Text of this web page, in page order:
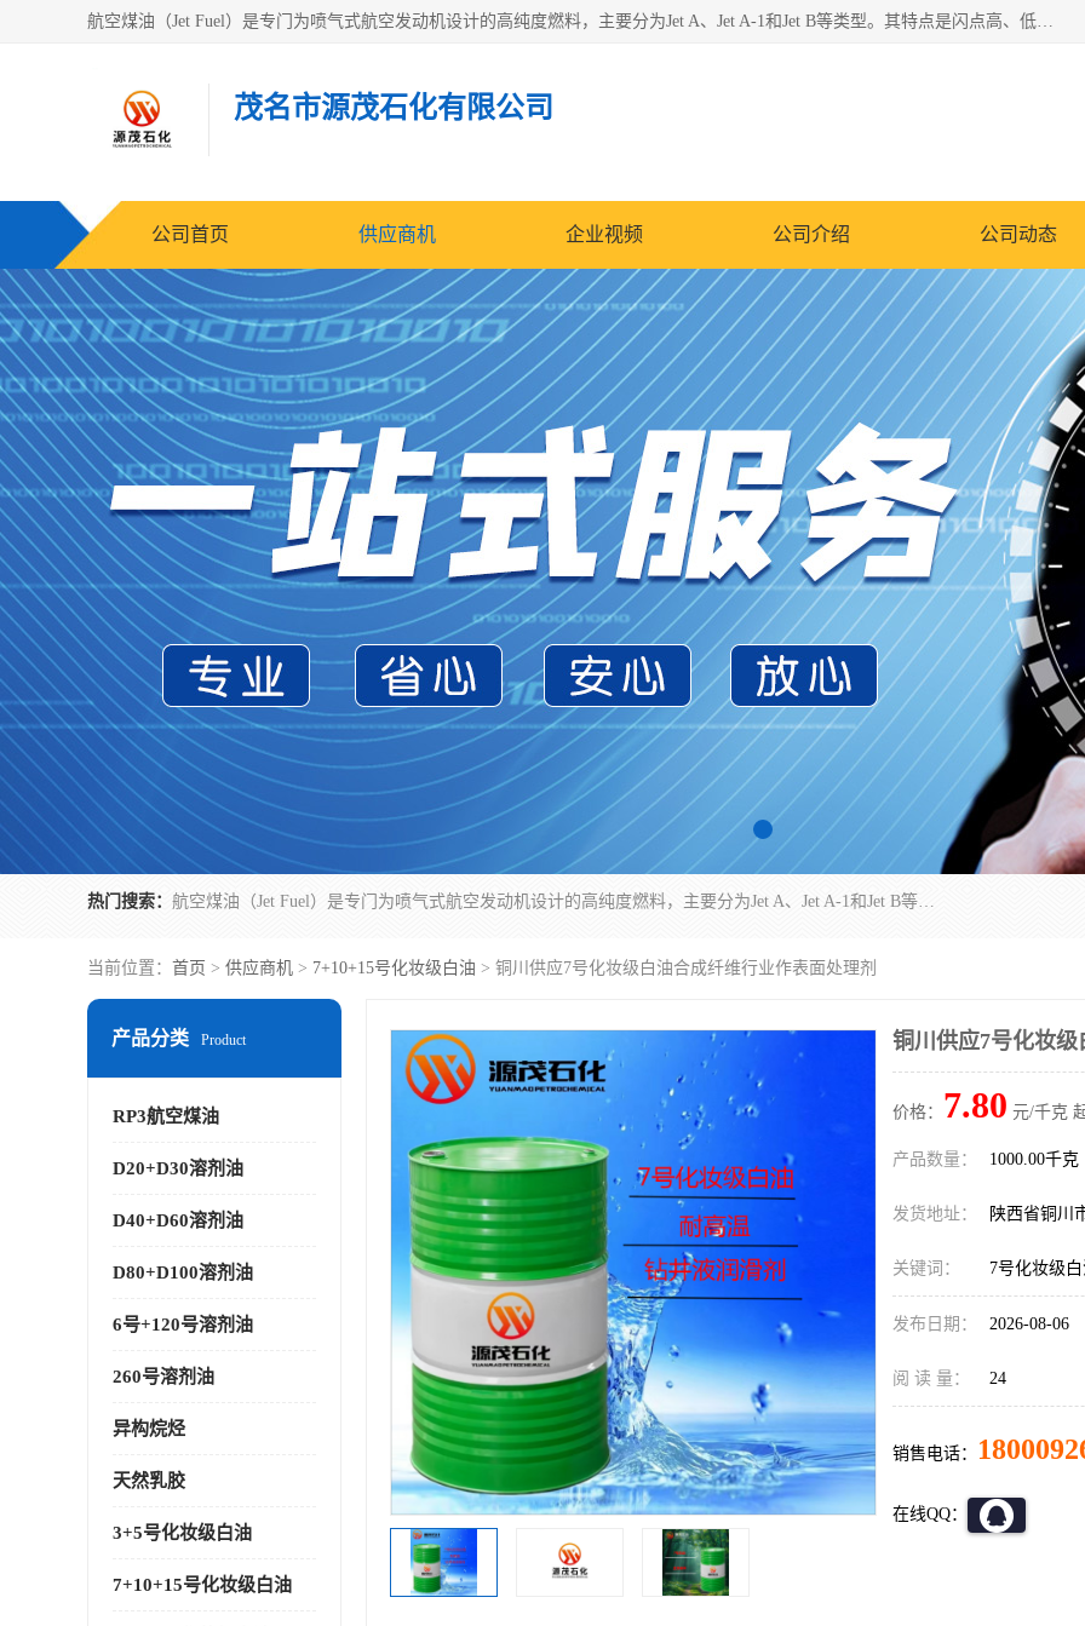
航空煤油（Jet Fuel）是专门为喷气式航空发动机设计的高纯度燃料，主要分为Jet A、Jet A-1和Jet B等类型。其特点是闪点高、低温流动性好，并添加了抗静电剂和抗氧化剂以确保飞行安全。航空煤油需
茂名市源茂石化有限公司
公司首页 供应商机 企业视频 公司介绍 公司动态
热门搜索： 航空煤油（Jet Fuel）是专门为喷气式航空发动机设计的高纯度燃料，主要分为Jet A、Jet A-1和Jet B等类型。其特点是闪点高、低温流动性好，并添加了抗静电剂和抗氧化剂以确保飞行安全。航空煤油需
当前位置： 首页 > 供应商机 > 7+10+15号化妆级白油 > 铜川供应7号化妆级白油合成纤维行业作表面处理剂
产品分类 Product
RP3航空煤油
D20+D30溶剂油
D40+D60溶剂油
D80+D100溶剂油
6号+120号溶剂油
260号溶剂油
异构烷烃
天然乳胶
3+5号化妆级白油
7+10+15号化妆级白油
铜川供应7号化妆
价格： 7.80 元/千克
产品数量： 1000.00千克
发货地址： 陕西省铜川
关键词： 7号化妆级白
发布日期： 2026-08-06
阅 读 量： 24
销售电话：
在线QQ：